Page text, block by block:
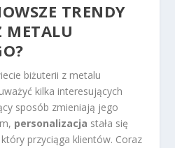
TRENDY
METALU
biżuterii z metalu
kilka interesujących
sposób zmieniają jego
personalizacja stała się
przyciąga klientów. Coraz